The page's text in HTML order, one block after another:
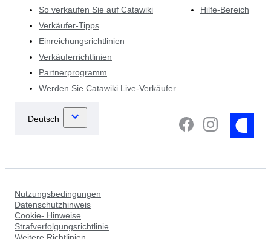
So verkaufen Sie auf Catawiki
Verkäufer-Tipps
Einreichungsrichtlinien
Verkäuferrichtlinien
Partnerprogramm
Werden Sie Catawiki Live-Verkäufer
Hilfe-Bereich
Nutzungsbedingungen
Datenschutzhinweis
Cookie- Hinweise
Strafverfolgungsrichtlinie